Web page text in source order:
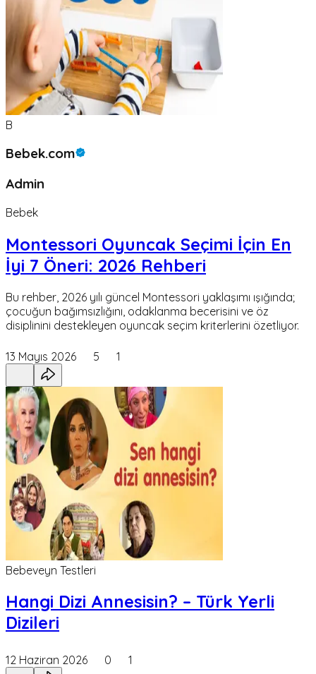
B
Bebek.com
Admin
Bebek
Montessori Oyuncak Seçimi İçin En
İyi 7 Öneri: 2026 Rehberi
Bu rehber, 2026 yılı güncel Montessori yaklaşımı ışığında;
çocuğun bağımsızlığını, odaklanma becerisini ve öz
disiplinini destekleyen oyuncak seçim kriterlerini özetliyor.
13 Mayıs 2026 5 1
Bebeveyn Testleri
Hangi Dizi Annesisin? – Türk Yerli
Dizileri
12 Haziran 2026 0 1